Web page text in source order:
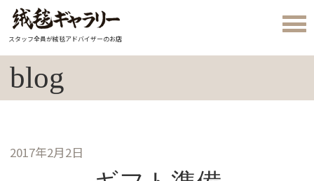
スタッフ全員が絨毯アドバイザーのお店
blog
2017年2月2日